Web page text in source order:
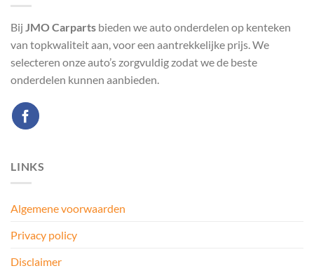
Bij JMO Carparts bieden we auto onderdelen op kenteken
van topkwaliteit aan, voor een aantrekkelijke prijs. We
selecteren onze auto’s zorgvuldig zodat we de beste
onderdelen kunnen aanbieden.
LINKS
Algemene voorwaarden
Privacy policy
Disclaimer